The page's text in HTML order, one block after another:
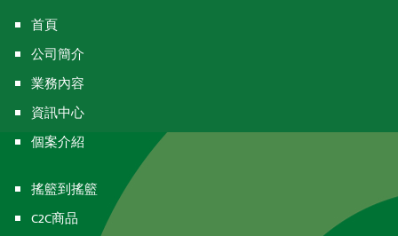
首頁
公司簡介
業務內容
資訊中心
個案介紹
搖籃到搖籃
C2C商品